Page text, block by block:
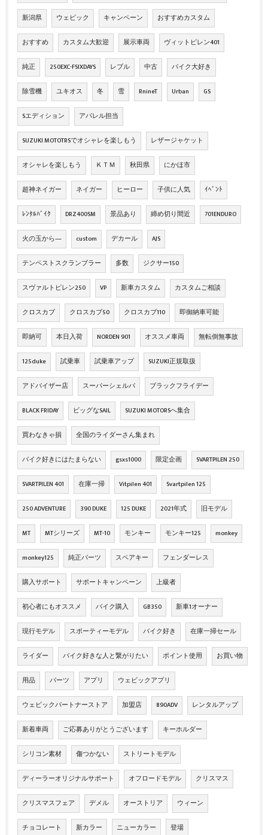
新潟県 ウェビック キャンペーン おすすめカスタム
おすすめ カスタム大歓迎 展示車両 ヴィットピレン401
純正 250EXC-FSIXDAYS レブル 中古 バイク大好き
除雪機 ユキオス 冬 雪 RnineT Urban GS
Sエディション アパレル担当
SUZUKI MOTOTRSでオシャレを楽しもう レザージャケット
オシャレを楽しもう ＫＴＭ 秋田県 にかほ市
超神ネイガー ネイガー ヒーロー 子供に人気 ｲﾍﾞﾝﾄ
ﾚﾝﾀﾙﾊﾞｲｸ DRZ400SM 景品あり 締め切り間近 701ENDURO
火の玉から― custom デカール AJS
テンペストスクランブラー 多数 ジクサー150
スヴァルトピレン250 VP 新車カスタム カスタムご相談
クロスカブ クロスカブ50 クロスカブ110 即御納車可能
即納可 本日入荷 NORDEN 901 オススメ車両 無転倒無事故
125duke 試乗車 試乗車アップ SUZUKI正規取扱
アドバイザー店 スーパーシェルパ ブラックフライデー
BLACK FRIDAY ビッグなSAIL SUZUKI MOTORSへ集合
買わなきゃ損 全国のライダーさん集まれ
バイク好きにはたまらない gsxs1000 限定企画 SVARTPILEN 250
SVARTPILEN 401 在庫一掃 Vitpilen 401 Svartpilen 125
250 ADVENTURE 390 DUKE 125 DUKE 2021年式 旧モデル
MT MTシリーズ MT-10 モンキー モンキー125 monkey
monkey125 純正パーツ スペアキー フェンダーレス
購入サポート サポートキャンペーン 上級者
初心者にもオススメ バイク購入 GB350 新車1オーナー
現行モデル スポーティーモデル バイク好き 在庫一掃セール
ライダー バイク好きな人と繋がりたい ポイント使用 お買い物
用品 パーツ アプリ ウェビックアプリ
ウェビックパートナーストア 加盟店 890ADV レンタルアップ
新着車両 ご応募ありがとうございます キーホルダー
シリコン素材 傷つかない ストリートモデル
ディーラーオリジナルサポート オフロードモデル クリスマス
クリスマスフェア デメル オーストリア ウィーン
チョコレート 新カラー ニューカラー 登場